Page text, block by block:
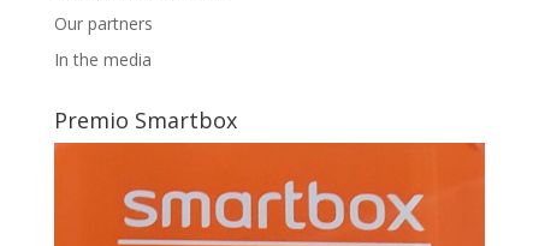
Our partners
In the media
Premio Smartbox